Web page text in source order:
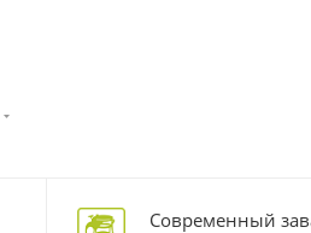
Современный